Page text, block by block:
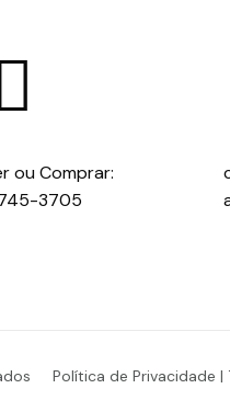
ou Comprar:
3705
Política de Privacidade |